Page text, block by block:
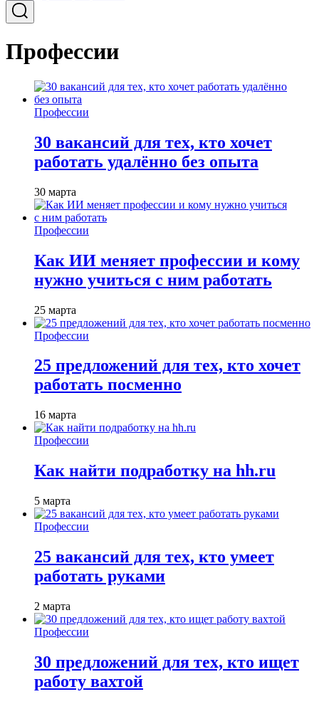
Профессии
Профессии
30 вакансий для тех, кто хочет
работать удалённо без опыта
30 марта
Профессии
Как ИИ меняет профессии и кому
нужно учиться с ним работать
25 марта
Профессии
25 предложений для тех, кто хочет
работать посменно
16 марта
Профессии
Как найти подработку на hh.ru
5 марта
Профессии
25 вакансий для тех, кто умеет
работать руками
2 марта
Профессии
30 предложений для тех, кто ищет
работу вахтой